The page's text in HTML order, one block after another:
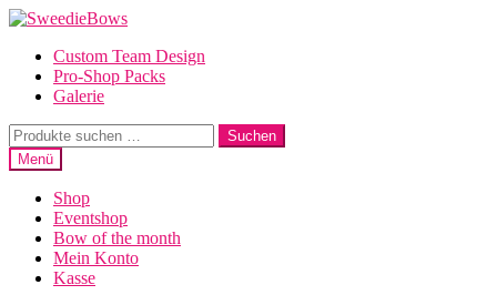
Zur
springen
Zum
springenCustom Team Design
Pro-Shop Packs
Galerie
Suche
nach:
Suchen
Menü
Shop
Eventshop
Bow of the month
Mein Konto
Kasse